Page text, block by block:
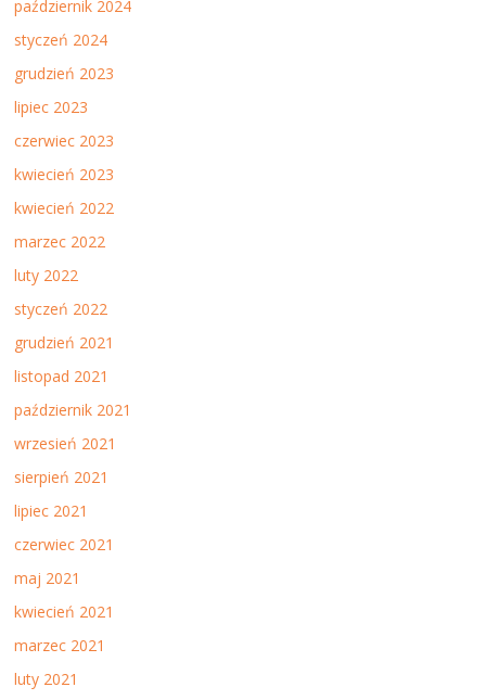
październik 2024
styczeń 2024
grudzień 2023
lipiec 2023
czerwiec 2023
kwiecień 2023
kwiecień 2022
marzec 2022
luty 2022
styczeń 2022
grudzień 2021
listopad 2021
październik 2021
wrzesień 2021
sierpień 2021
lipiec 2021
czerwiec 2021
maj 2021
kwiecień 2021
marzec 2021
luty 2021